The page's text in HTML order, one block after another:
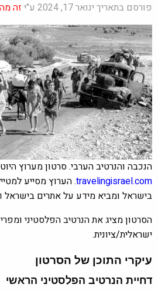
פורסם בתאריך ינואר 17, 2024 ע"י זה מה
הנכבה והנרטיב הערבי. סרטון מערוץ
travelingisrael.com
.הערוץ מסייע
בישראל ומביא מידע על אתרים בישראל
הסרטון מציג את הנרטיב הפלסטיני
ישראלית/ציונית.
עיקרי התוכן של הסרטון
דחיית הנרטיב הפלסטיני הראשי